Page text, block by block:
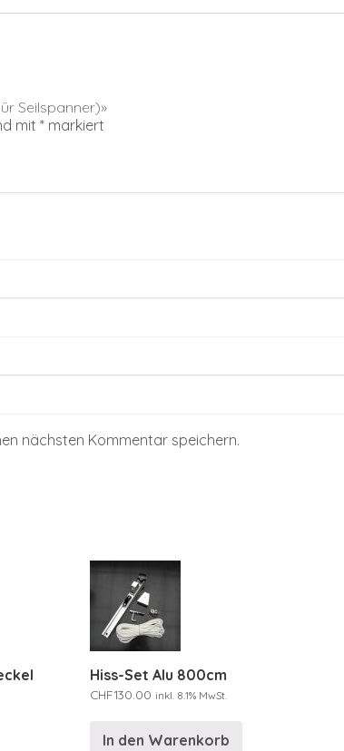
Seilspanner)»
mit * markiert
nächsten Kommentar speichern.
Hiss-Set Alu 800cm
CHF130.00 inkl. 8.1% MwSt.
In den Warenkorb